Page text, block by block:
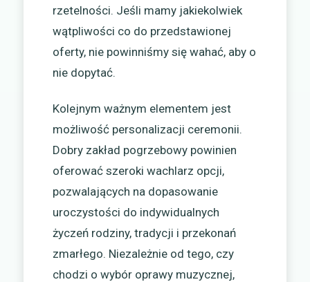
rzetelności. Jeśli mamy jakiekolwiek
wątpliwości co do przedstawionej
oferty, nie powinniśmy się wahać, aby o
nie dopytać.
Kolejnym ważnym elementem jest
możliwość personalizacji ceremonii.
Dobry zakład pogrzebowy powinien
oferować szeroki wachlarz opcji,
pozwalających na dopasowanie
uroczystości do indywidualnych
życzeń rodziny, tradycji i przekonań
zmarłego. Niezależnie od tego, czy
chodzi o wybór oprawy muzycznej,